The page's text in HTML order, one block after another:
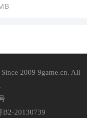
2009 9game.cn. All
20130739